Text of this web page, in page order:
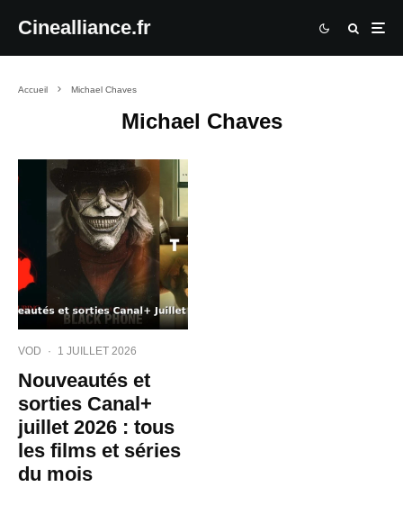
Cinealliance.fr
Accueil Michael Chaves
Michael Chaves
VOD · 1 JUILLET 2026
Nouveautés et
sorties Canal+
juillet 2026 : tous
les films et séries
du mois